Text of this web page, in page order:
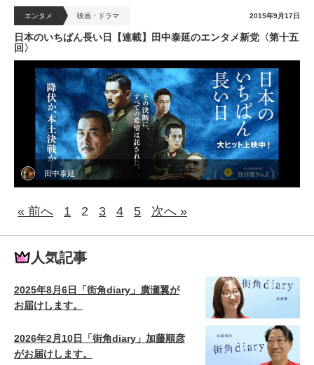
エンタメ 映画・ドラマ 2015年9月17日
日本のいちばん長い日【連載】田中泰延のエンタメ新党〈第十五
回〉
田中泰延
« 前へ 1 2 3 4 5 次へ »
人気記事
2025年8月6日「街角diary」廣瀬翼が
お届けします。
2026年2月10日「街角diary」加藤順彦
がお届けします。